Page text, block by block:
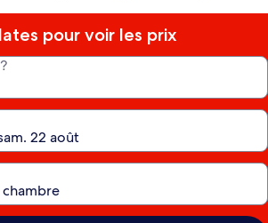
pour voir les prix